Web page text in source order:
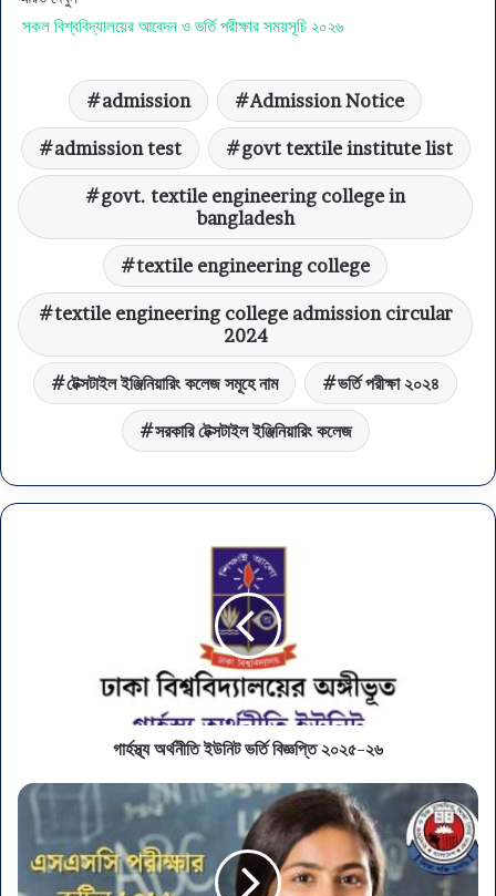
সকল বিশ্ববিদ্যালয়ের আবেদন ও ভর্তি পরীক্ষার সময়সূচি ২০২৬
admission Admission Notice
admission test govt textile institute list
govt. textile engineering college in
bangladesh
textile engineering college
textile engineering college admission circular
2024
টেক্সটাইল ইঞ্জিনিয়ারিং কলেজ সমূহে নাম ভর্তি পরীক্ষা ২০২৪
সরকারি টেক্সটাইল ইঞ্জিনিয়ারিং কলেজ
গার্হস্থ্য অর্থনীতি ইউনিট ভর্তি বিজ্ঞপ্তি ২০২৫-২৬